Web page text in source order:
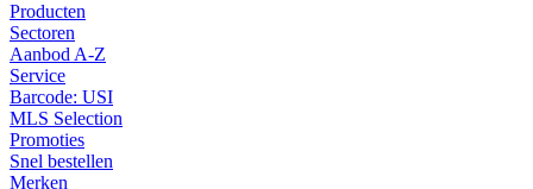
Producten
Sectoren
Aanbod A-Z
Service
Barcode: USI
MLS Selection
Promoties
Snel bestellen
Merken